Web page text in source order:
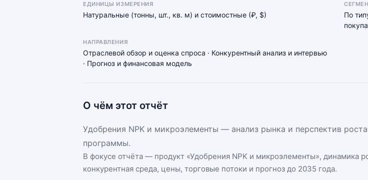
ЕДИНИЦЫ ИЗМЕРЕНИЯ
Натуральные (тонны, шт., кв. м) и стоимостные (₽, $)
По
НАПРАВЛЕНИЯ
Отраслевой обзор и оценка спроса · Конкурентный анализ и интервью
· Прогноз и финансовая модель
О чём этот отчёт
Удобрения NPK и микроэлементы — анализ рынка и перспектив
программы.
В фокусе отчёта — продукт «Удобрения NPK и микроэлементы», динамика
конкурентная среда, цены, торговые потоки и прогноз до 2035 года.